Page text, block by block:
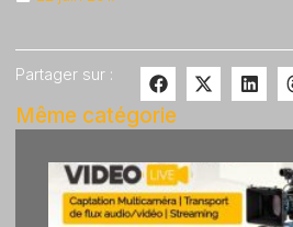
Partager sur :
Même catégorie